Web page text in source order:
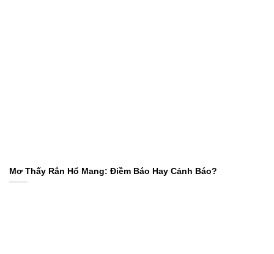
Mơ Thấy Rắn Hổ Mang: Điềm Báo Hay Cảnh Báo?